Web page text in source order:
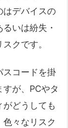
はデバイスの
いは紛失・
クです。
スコードを掛
が、PCやタ
どうしても
々なリスク